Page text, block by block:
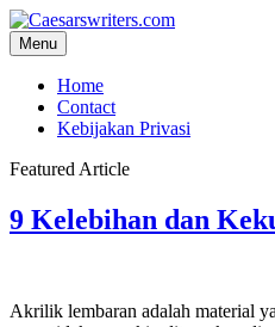
Skip
to
content
Menu
Home
Contact
Kebijakan Privasi
Featured Article
9 Kelebihan dan
Akrilik lembaran adalah material